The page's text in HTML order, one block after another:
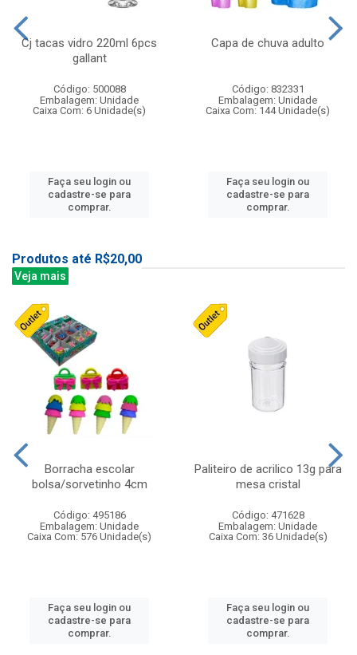
Cj tacas vidro 220ml 6pcs
gallant
Código: 500088
Embalagem: Unidade
Caixa Com: 6 Unidade(s)
Faça seu login ou
cadastre-se para
comprar.
Capa de chuva adulto
Código: 832331
Embalagem: Unidade
Caixa Com: 144 Unidade(s)
Faça seu login ou
cadastre-se para
comprar.
Produtos até R$20,00
Veja mais
Borracha escolar
bolsa/sorvetinho 4cm
Código: 495186
Embalagem: Unidade
Caixa Com: 576 Unidade(s)
Faça seu login ou
cadastre-se para
comprar.
Paliteiro de acrilico 13g para
mesa cristal
Código: 471628
Embalagem: Unidade
Caixa Com: 36 Unidade(s)
Faça seu login ou
cadastre-se para
comprar.